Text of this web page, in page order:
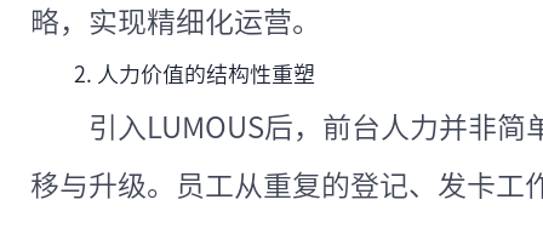
略，实现精细化运营。
2. 人力价值的结构性重塑
引入LUMOUS后，前台人力并非
移与升级。员工从重复的登记、发卡